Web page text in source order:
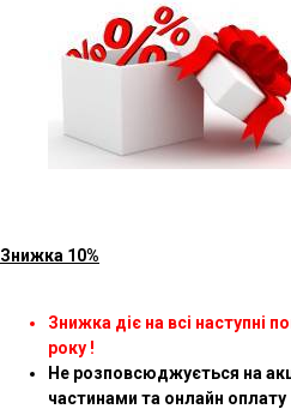
Знижка 10%
Знижка діє на всі наступні
року !
Не розповсюджується на
частинами та онлайн оплату